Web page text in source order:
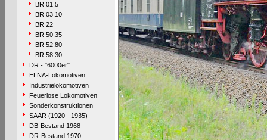
BR 01.5
BR 03.10
BR 22
BR 50.35
BR 52.80
BR 58.30
DR - "6000er"
ELNA-Lokomotiven
Industrielokomotiven
Feuerlose Lokomotiven
Sonderkonstruktionen
SAAR (1920 - 1935)
DB-Bestand 1968
DR-Bestand 1970